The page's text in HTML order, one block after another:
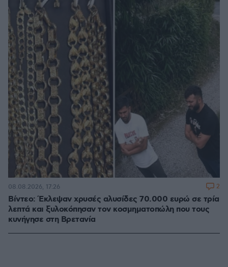
Βίντεο: Έκλεψαν χρυσές αλυσίδες 70.000 ευρώ σε τρία
λεπτά και ξυλοκόπησαν τον κοσμηματοπώλη που τους
κυνήγησε στη Βρετανία
08.08.2026, 17:26 2